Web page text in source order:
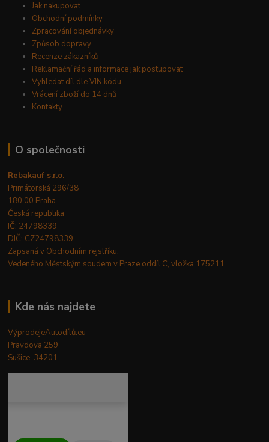
Jak nakupovat
Obchodní podmínky
Zpracování objednávky
Způsob dopravy
Recenze zákazníků
Reklamační řád a informace jak postupovat
Vyhledat díl dle VIN kódu
Vrácení zboží do 14 dnů
Kontakty
O společnosti
Rebakauf s.r.o.
Primátorská 296/38
180 00 Praha
Česká republika
IČ: 24798339
DIČ: CZ24798339
Zapsaná v Obchodním rejstříku.
Vedeného Městským soudem v Praze oddíl C, vložka 175211
Kde nás najdete
VýprodejeAutodílů.eu
Pravdova 259
Sušice, 34201